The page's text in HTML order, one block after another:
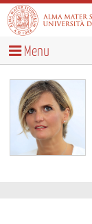
Menu